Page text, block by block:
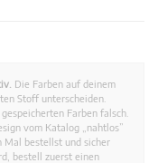
Die Farben auf deinem
Stoff unterscheiden.
Farben falsch.
vom Katalog „nahtlos”
Mal bestellst und sicher
bestell zuerst einen